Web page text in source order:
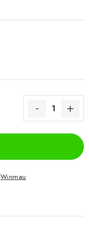
Winmau